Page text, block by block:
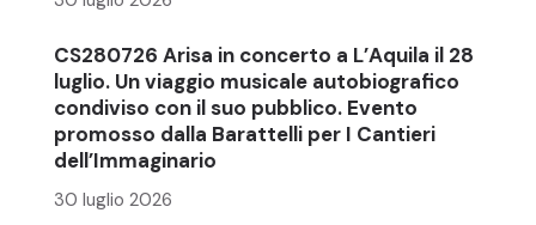
CS280726 Arisa in concerto a L’Aquila il 28
luglio. Un viaggio musicale autobiografico
condiviso con il suo pubblico. Evento
promosso dalla Barattelli per I Cantieri
dell’Immaginario
30 luglio 2026